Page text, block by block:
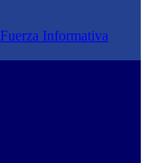
Fuerza Informativa